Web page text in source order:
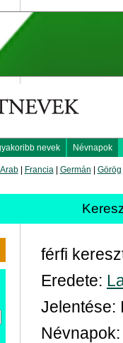
nevek Névnapok
Arab| Francia| Germán Görög
férfi
Eredete:
Jelentése:
Névnapok: